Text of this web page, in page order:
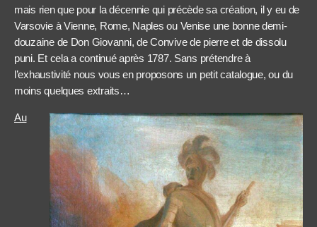
mais rien que pour la décennie qui précède sa création, il y eu de
Varsovie à Vienne, Rome, Naples ou Venise une bonne demi-
douzaine de Don Giovanni, de Convive de pierre et de dissolu
puni. Et cela a continué après 1787. Sans prétendre à
l’exhaustivité nous vous en proposons un petit catalogue, ou du
moins quelques extraits…
Au